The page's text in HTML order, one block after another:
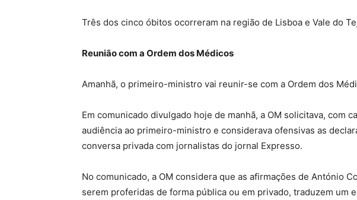
Três dos cinco óbitos ocorreram na região de Lisboa e Vale do
Reunião com a Ordem dos Médicos
Amanhã, o primeiro-ministro vai reunir-se com a Ordem dos
Em comunicado divulgado hoje de manhã, a OM solicitava, com
audiência ao primeiro-ministro e considerava ofensivas as
conversa privada com jornalistas do jornal Expresso.
No comunicado, a OM considera que as afirmações de António
serem proferidas de forma pública ou em privado, traduzem um